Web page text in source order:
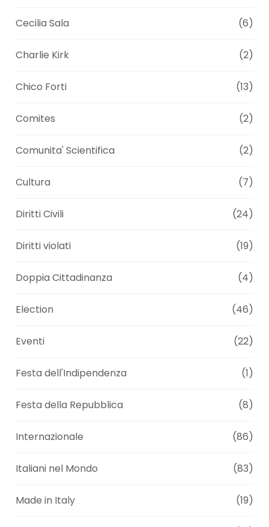
Cecilia Sala (6)
Charlie Kirk (2)
Chico Forti (13)
Comites (2)
Comunita' Scientifica (2)
Cultura (7)
Diritti Civili (24)
Diritti violati (19)
Doppia Cittadinanza (4)
Election (46)
Eventi (22)
Festa dell'Indipendenza (1)
Festa della Repubblica (8)
Internazionale (86)
Italiani nel Mondo (83)
Made in Italy (19)